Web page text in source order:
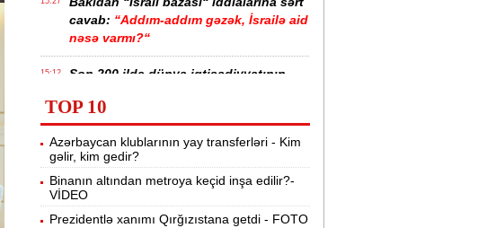
cavab: “Addım-addım gəzək, İsrailə aid
nəsə varmı?“
15:12
Son 200 ildə dünya iqtisadiyyatının
14:58 Türkiyə ordusunda bir ilk:Polkovnik
Özlem Karapınar general oldu
14:42
Mərkəzi Bank yoxlama apardı:
“Manato“ 50, rəhbəri 10 min manat
cərimələndi
TOP 10
Azərbaycan klublarının yay transferləri - Kim
gəlir, kim gedir?
Binanın altından metroya keçid inşa edilir?-
VİDEO
Prezidentlə xanımı Qırğızıstana getdi - FOTO